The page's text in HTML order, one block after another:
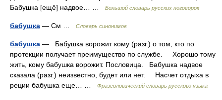
Бабушка [ещё] надвое… …
Большой словарь русских поговорок
бабушка — См … Словарь синонимов
бабушка — Бабушка ворожит кому (разг.) о том, кто по
протекции получает преимущество по службе. Хорошо тому
жить, кому бабушка ворожит. Пословица. Бабушка надвое
сказала (разг.) неизвестно, будет или нет. Насчет отдыха в
реции бабушка еще… …
Фразеологический словарь русского языка